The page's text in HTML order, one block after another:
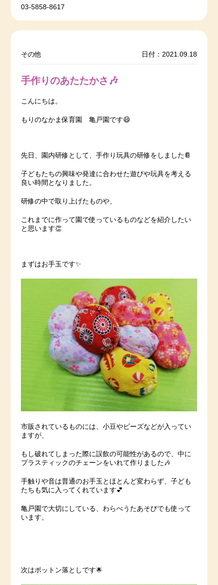
03-5858-8617
その他 日付：2021.09.18
手作りのあたたかさ🎶
こんにちは。
もりのなかま保育園 亀戸園です😄
先日、園内研修として、手作り玩具の研修をしました📔
子どもたちの興味や発達に合わせた遊びや玩具を考える
良い時間となりました。
研修の中で取り上げたものや、
これまでに作って園で使っているものなどを紹介したい
と思います👏
まずはお手玉です✨
市販されているものには、小豆やビーズなどが入ってい
ますが、
もし破れてしまった際に誤飲の可能性があるので、中に
プラスティックのチェーンをいれて作りました🎶
手触りや音は普通のお手玉とほとんど変わらず、子ども
たちも気に入ってくれています💕
亀戸園で大切にしている、わらべうたあそびでも使って
います。
次はポットン落としです🌟